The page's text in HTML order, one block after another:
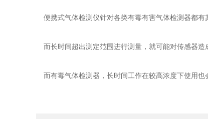
便携式气体检测仪针对各类有毒有害气体检测器都
而长时间超出测定范围进行测量，就可能对传感器
而有毒气体检测器，长时间工作在较高浓度下使用